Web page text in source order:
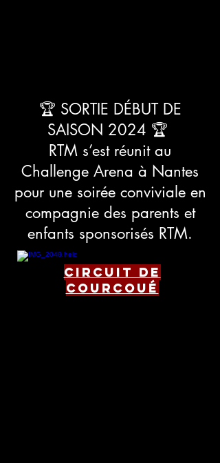
🏆 SORTIE DÉBUT DE
SAISON 2024 🏆
RTM s’est réunit au
Challenge Arena à Nantes
pour une soirée conviviale en
compagnie des parents et
enfants sponsorisés RTM.
Circuit de
courcoué